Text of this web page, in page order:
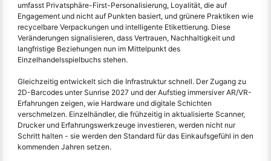
umfasst Privatsphäre-First-Personalisierung, Loyalität, die auf
Engagement und nicht auf Punkten basiert, und grünere Praktiken wie
recycelbare Verpackungen und intelligente Etikettierung. Diese
Veränderungen signalisieren, dass Vertrauen, Nachhaltigkeit und
langfristige Beziehungen nun im Mittelpunkt des
Einzelhandelsspielbuchs stehen.
Gleichzeitig entwickelt sich die Infrastruktur schnell. Der Zugang zu
2D-Barcodes unter Sunrise 2027 und der Aufstieg immersiver AR/VR-
Erfahrungen zeigen, wie Hardware und digitale Schichten
verschmelzen. Einzelhändler, die frühzeitig in aktualisierte Scanner,
Drucker und Erfahrungswerkzeuge investieren, werden nicht nur
Schritt halten - sie werden den Standard für das Einkaufsgefühl in den
kommenden Jahren setzen.